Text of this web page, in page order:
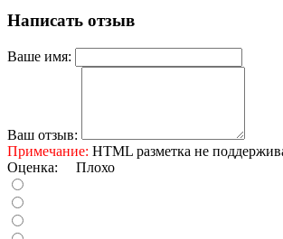
Написать отзыв
Ваше имя:
Ваш отзыв:
Примечание: HTML разметка не
Оценка: Плохо